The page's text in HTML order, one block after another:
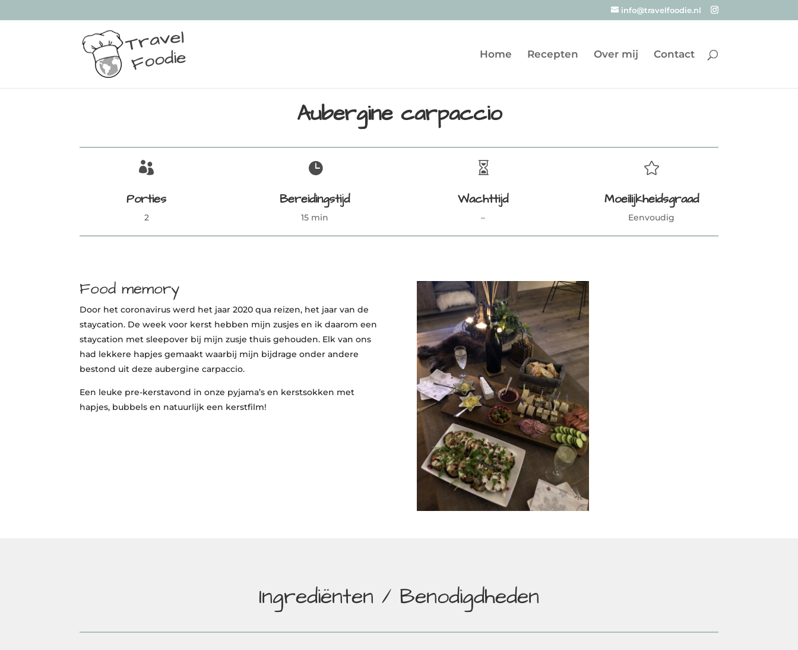
info@travelfoodie.nl
Home Recepten Over mij Contact
Aubergine carpaccio

Porties
2

Bereidingstijd
15 min

Wachttijd
–

Moeilijkheidsgraad
Eenvoudig
Food memory
Door het coronavirus werd het jaar 2020 qua reizen, het jaar van de
staycation. De week voor kerst hebben mijn zusjes en ik daarom een
staycation met sleepover bij mijn zusje thuis gehouden. Elk van ons
had lekkere hapjes gemaakt waarbij mijn bijdrage onder andere
bestond uit deze aubergine carpaccio.
Een leuke pre-kerstavond in onze pyjama’s en kerstsokken met
hapjes, bubbels en natuurlijk een kerstfilm!
Ingrediënten / Benodigdheden